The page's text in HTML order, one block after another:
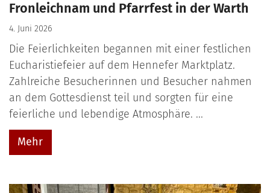
Fronleichnam und Pfarrfest in der Warth
4. Juni 2026
Die Feierlichkeiten begannen mit einer festlichen
Eucharistiefeier auf dem Hennefer Marktplatz.
Zahlreiche Besucherinnen und Besucher nahmen
an dem Gottesdienst teil und sorgten für eine
feierliche und lebendige Atmosphäre. ...
Mehr